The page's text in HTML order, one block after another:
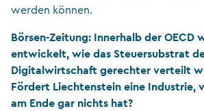
werden können.
Börsen-Zeitung: Innerhalb der OECD
entwickelt, wie das Steuersubstrat
Digitalwirtschaft gerechter verteilt
Fördert Liechtenstein eine Industrie,
am Ende gar nichts hat?